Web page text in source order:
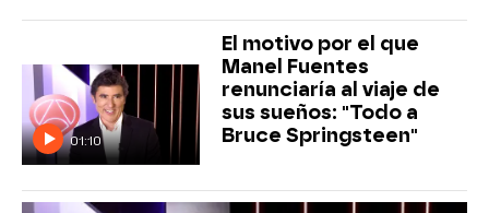
01:10
El motivo por el que
Manel Fuentes
renunciaría al viaje de
sus sueños: "Todo a
Bruce Springsteen"